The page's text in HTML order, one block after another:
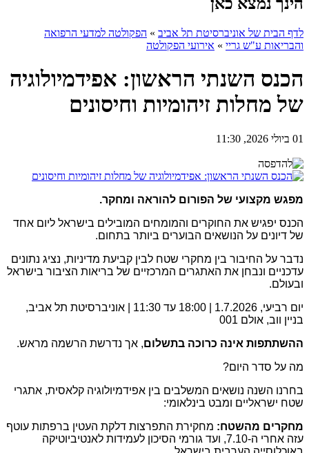
לדף הבית של אוניברסיטת תל אביב » הפקולטה למדעי הרפואה
והבריאות ע"ש גריי » אירועי הפקולטה
הכנס השנתי הראשון: אפידמיולוגיה
של מחלות זיהומיות וחיסונים
01 ביולי 2026, 11:30
מפגש מקצועי של הפורום להוראה ומחקר.
הכנס יפגיש את החוקרים והמומחים המובילים בישראל ליום אחד
של דיונים על הנושאים הבוערים ביותר בתחום.
נדבר על החיבור בין מחקרי שטח לבין קביעת מדיניות, נציג נתונים
עדכניים ונבחן את האתגרים המרכזיים של בריאות הציבור בישראל
ובעולם.
יום רביעי, 1.7.2026 | 18:00 עד 11:30 | אוניברסיטת תל אביב,
בניין ווב, אולם 001
ההשתתפות אינה כרוכה בתשלום, אך נדרשת הרשמה מראש.
מה על סדר היום?
בחרנו השנה נושאים המשלבים בין אפידמיולוגיה קלאסית, אתגרי
שטח ישראליים ומבט בינלאומי:
מחקרים מהשטח: מחקירת התפרצות דלקת העטין ברפתות עוטף
עזה אחרי ה-7.10, ועד גורמי הסיכון לעמידות לאנטיביוטיקה